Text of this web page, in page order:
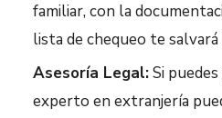
familiar, con la
lista de chequeo te salvará
Asesoría Legal:Si
experto en extranjería